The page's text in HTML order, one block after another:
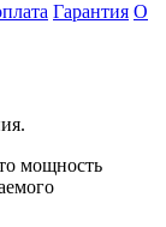
Гарантия О
мощность